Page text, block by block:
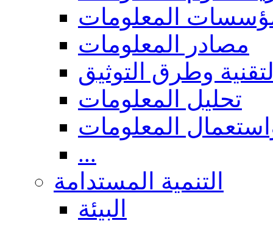
المعلومات
مصادر المعلومات
وطرق التوثيق
تحليل المعلومات
المعلومات
...
التنمية المستدامة
البيئة